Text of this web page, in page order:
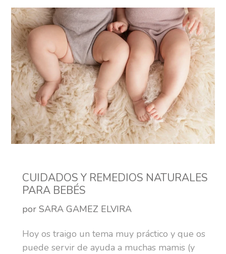
CUIDADOS Y REMEDIOS NATURALES
PARA BEBÉS
por SARA GAMEZ ELVIRA
Hoy os traigo un tema muy práctico y que os
puede servir de ayuda a muchas mamis (y